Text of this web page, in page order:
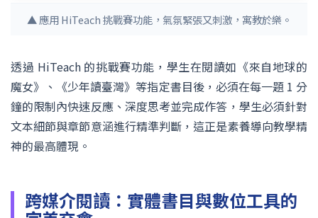
▲ 應用 HiTeach 挑戰賽功能，氣氛緊張又刺激，寓教於樂。
透過 HiTeach 的挑戰賽功能，學生在閱讀如《來自地球的
魔女》、《少年讀臺灣》等指定書目後，必須在每一題 1 分
鐘的限制內快速反應、深度思考並完成作答，學生必須針對
文本細節與章節意涵進行精準判斷，這正是素養導向教學精
神的最高體現。
跨媒介閱讀：實體書目與數位工具的